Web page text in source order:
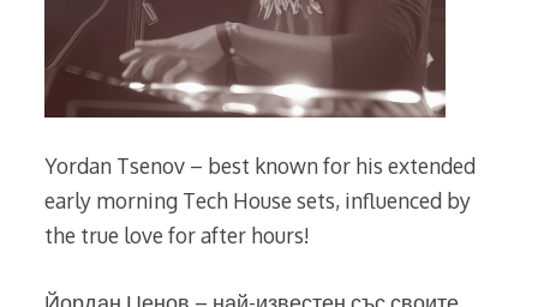
Yordan Tsenov – best known for his extended
early morning Tech House sets, influenced by
the true love for after hours!
Йордан Ценов – най-известен със своите